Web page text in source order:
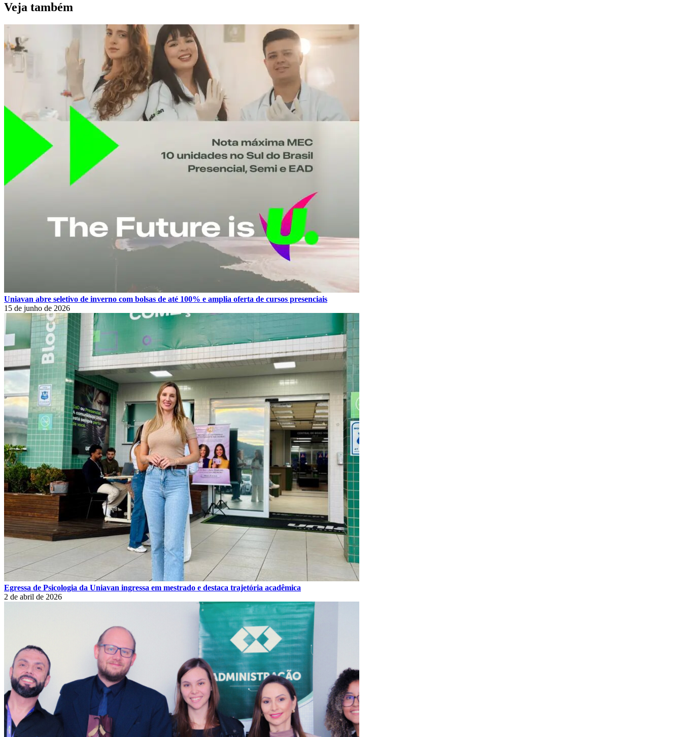
Veja também
Uniavan abre seletivo de inverno com bolsas de até 100% e amplia oferta de cursos presenciais
15 de junho de 2026
Egressa de Psicologia da Uniavan ingressa em mestrado e destaca trajetória acadêmica
2 de abril de 2026